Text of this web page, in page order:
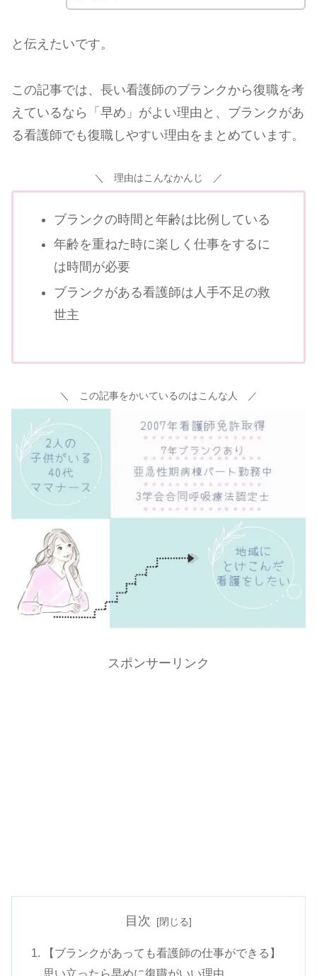
と伝えたいです。
この記事では、長い看護師のブランクから復職を考
えているなら「早め」がよい理由と、ブランクがあ
る看護師でも復職しやすい理由をまとめています。
＼ 理由はこんなかんじ ／
ブランクの時間と年齢は比例している
年齢を重ねた時に楽しく仕事をするに
は時間が必要
ブランクがある看護師は人手不足の救
世主
＼ この記事をかいているのはこんな人 ／
スポンサーリンク
目次
【ブランクがあっても看護師の仕事ができる】
思い立ったら早めに復職がいい理由